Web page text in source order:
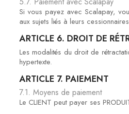
Si vous payez avec Scalapay,
aux sujets liés à leurs
ARTICLE 6. DROIT DE
Les modalités du droit de
hypertexte.
ARTICLE 7. PAIEMENT
7.1. Moyens de paiement
Le CLIENT peut payer ses